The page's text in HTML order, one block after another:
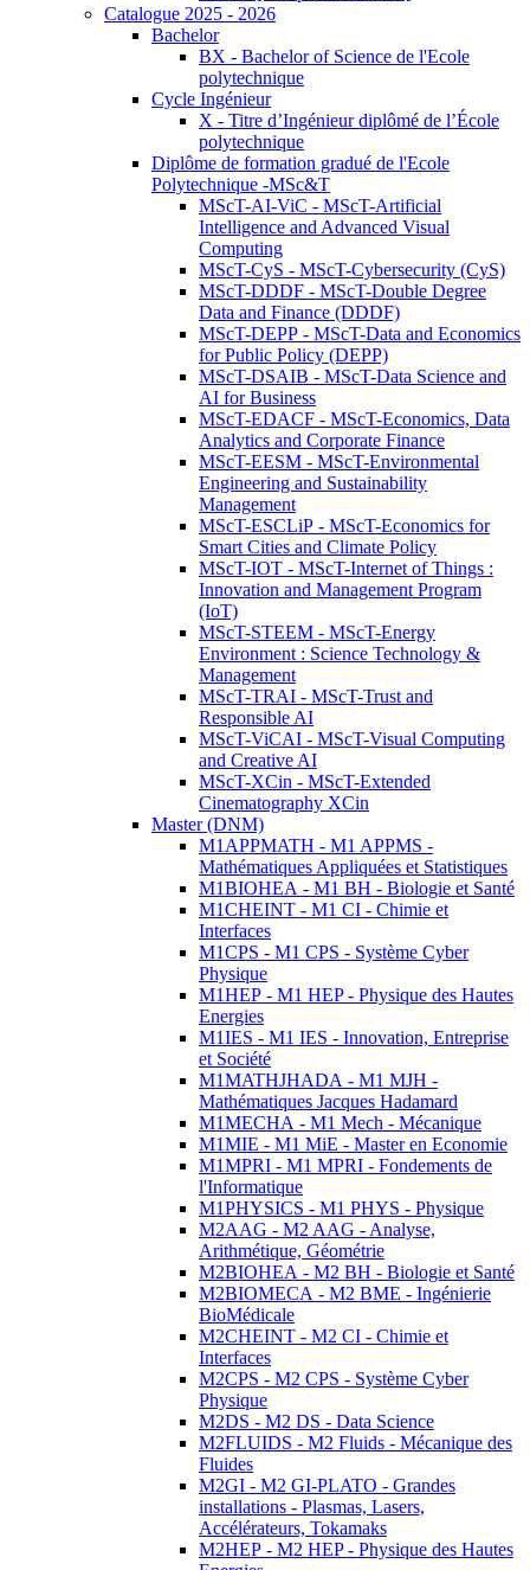
Catalogue 2025 - 2026
Bachelor
BX - Bachelor of Science de l'Ecole
polytechnique
Cycle Ingénieur
X - Titre d’Ingénieur diplômé de l’École
polytechnique
Diplôme de formation gradué de l'Ecole
Polytechnique -MSc&T
MScT-AI-ViC - MScT-Artificial
Intelligence and Advanced Visual
Computing
MScT-CyS - MScT-Cybersecurity (CyS)
MScT-DDDF - MScT-Double Degree
Data and Finance (DDDF)
MScT-DEPP - MScT-Data and Economics
for Public Policy (DEPP)
MScT-DSAIB - MScT-Data Science and
AI for Business
MScT-EDACF - MScT-Economics, Data
Analytics and Corporate Finance
MScT-EESM - MScT-Environmental
Engineering and Sustainability
Management
MScT-ESCLiP - MScT-Economics for
Smart Cities and Climate Policy
MScT-IOT - MScT-Internet of Things :
Innovation and Management Program
(IoT)
MScT-STEEM - MScT-Energy
Environment : Science Technology &
Management
MScT-TRAI - MScT-Trust and
Responsible AI
MScT-ViCAI - MScT-Visual Computing
and Creative AI
MScT-XCin - MScT-Extended
Cinematography XCin
Master (DNM)
M1APPMATH - M1 APPMS -
Mathématiques Appliquées et Statistiques
M1BIOHEA - M1 BH - Biologie et Santé
M1CHEINT - M1 CI - Chimie et
Interfaces
M1CPS - M1 CPS - Système Cyber
Physique
M1HEP - M1 HEP - Physique des Hautes
Energies
M1IES - M1 IES - Innovation, Entreprise
et Société
M1MATHJHADA - M1 MJH -
Mathématiques Jacques Hadamard
M1MECHA - M1 Mech - Mécanique
M1MIE - M1 MiE - Master en Economie
M1MPRI - M1 MPRI - Fondements de
l'Informatique
M1PHYSICS - M1 PHYS - Physique
M2AAG - M2 AAG - Analyse,
Arithmétique, Géométrie
M2BIOHEA - M2 BH - Biologie et Santé
M2BIOMECA - M2 BME - Ingénierie
BioMédicale
M2CHEINT - M2 CI - Chimie et
Interfaces
M2CPS - M2 CPS - Système Cyber
Physique
M2DS - M2 DS - Data Science
M2FLUIDS - M2 Fluids - Mécanique des
Fluides
M2GI - M2 GI-PLATO - Grandes
installations - Plasmas, Lasers,
Accélérateurs, Tokamaks
M2HEP - M2 HEP - Physique des Hautes